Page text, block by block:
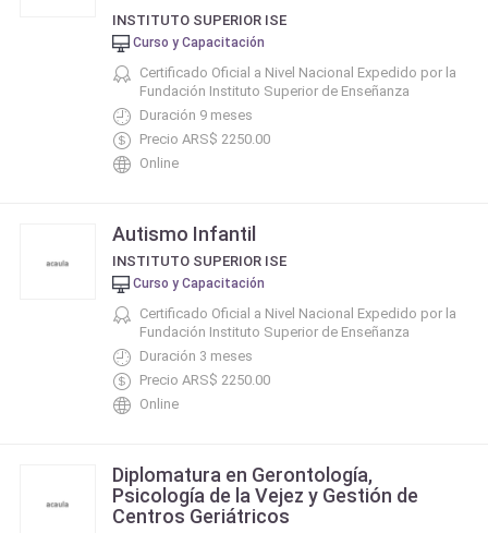
INSTITUTO SUPERIOR ISE
Curso y Capacitación
Certificado Oficial a Nivel Nacional Expedido por la
Fundación Instituto Superior de Enseñanza
Duración 9 meses
Precio ARS$ 2250.00
Online
Autismo Infantil
INSTITUTO SUPERIOR ISE
Curso y Capacitación
Certificado Oficial a Nivel Nacional Expedido por la
Fundación Instituto Superior de Enseñanza
Duración 3 meses
Precio ARS$ 2250.00
Online
Diplomatura en Gerontología,
Psicología de la Vejez y Gestión de
Centros Geriátricos